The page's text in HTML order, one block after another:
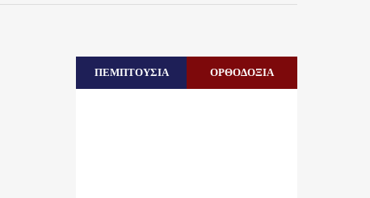
ΠΕΜΠΤΟΥΣΙΑ ΟΡΘΟΔΟΞΙΑ